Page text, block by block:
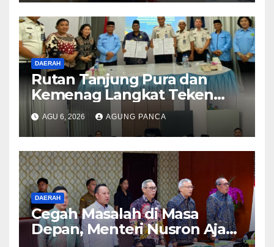
DAERAH
Rutan Tanjung Pura dan
Kemenag Langkat Teken
PKS Pembinaan Kerohanian
Warga Binaan
AGU 6, 2026 AGUNG PANCA
DAERAH
Cegah Masalah di Masa
Depan, Menteri Nusron Ajak